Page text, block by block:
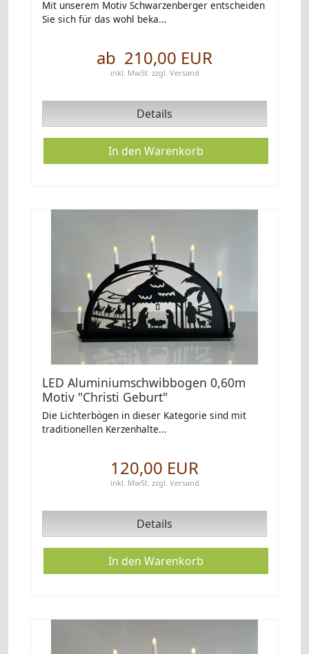
Mit unserem Motiv Schwarzenberger entscheiden
Sie sich für das wohl beka...
ab 210,00 EUR
inkl. MwSt. zzgl. Versand
Details
LED Aluminiumschwibbogen 0,60m
Motiv "Christi Geburt"
Die Lichterbögen in dieser Kategorie sind mit
traditionellen Kerzenhalte...
120,00 EUR
inkl. MwSt. zzgl. Versand
Details